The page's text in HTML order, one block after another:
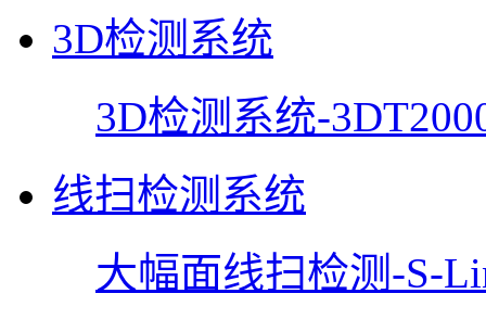
3D检测系统
3D检测系统-
线扫检测系统
大幅面线扫检测-S-